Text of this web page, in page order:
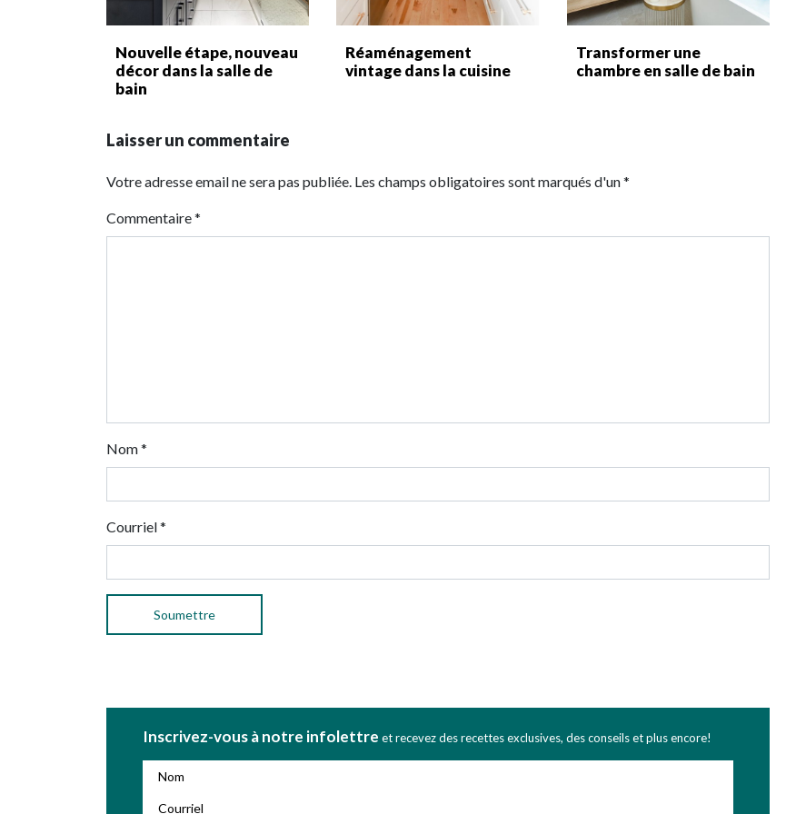
Nouvelle étape, nouveau
décor dans la salle de
bain
Réaménagement
vintage dans la cuisine
Transformer une
chambre en salle de bain
Laisser un commentaire
Votre adresse email ne sera pas publiée. Les champs obligatoires sont marqués d'un *
Commentaire*
Nom*
Courriel*
Inscrivez-vous à notre infolettre et recevez des recettes exclusives, des conseils et plus encore!